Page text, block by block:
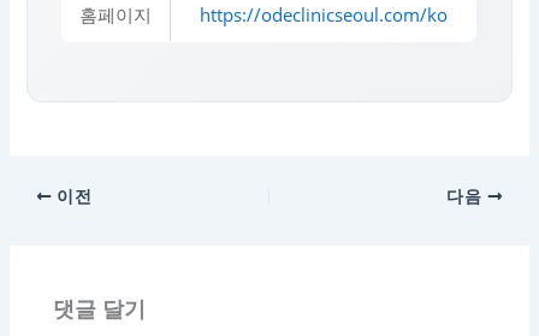
홈페이지 https://odeclinicseoul.com/ko
이전 다음
댓글 달기